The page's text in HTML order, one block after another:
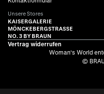
Unsere Stores
KAISERGALERIE
MÖNCKEBERGSTRASSE
NO. 3 BY BRAUN
Vertrag widerrufen
Woman's World
©